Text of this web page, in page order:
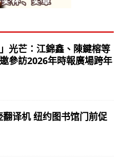
光芒：江錦鑫、陳鍵榕等
參訪2026年時報廣場跨年
译机 纽约图书馆门前促